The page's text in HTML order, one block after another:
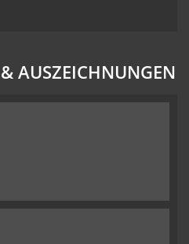
AUSZEICHNUNGEN